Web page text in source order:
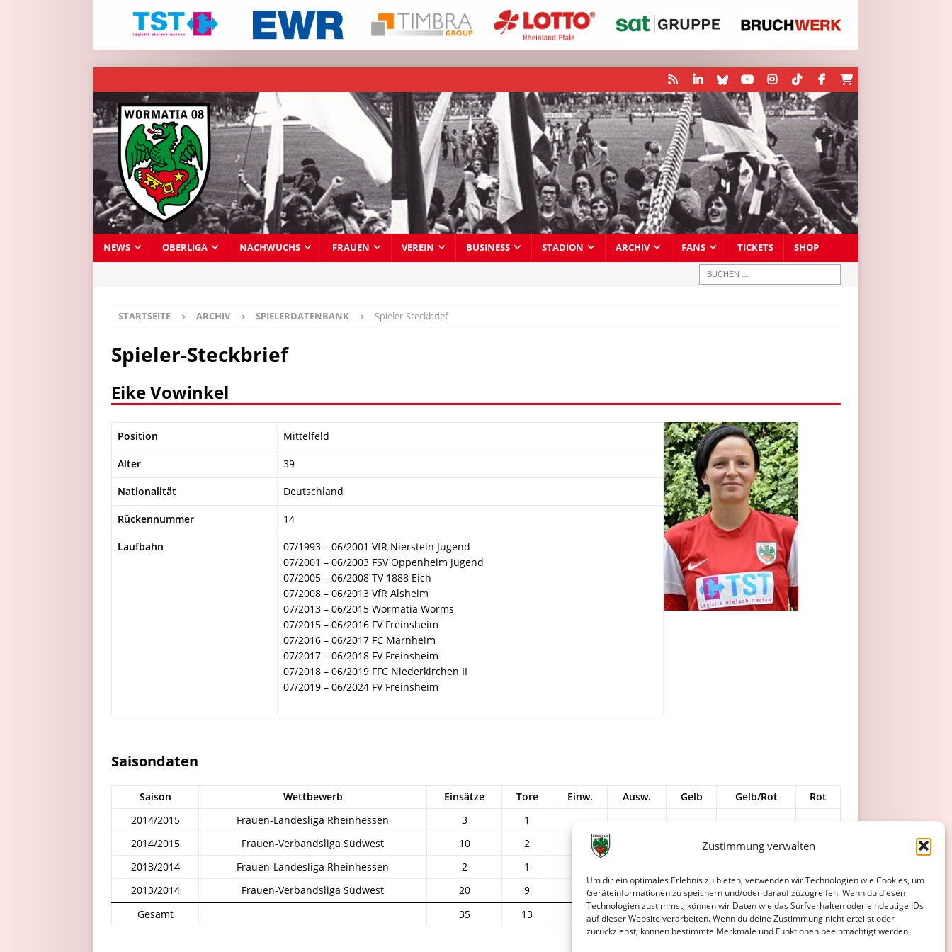
Zustimmung verwalten
Um dir ein optimales Erlebnis zu bieten, verwenden wir Technologien wie Cookies, um
Geräteinformationen zu speichern und/oder darauf zuzugreifen. Wenn du diesen
Technologien zustimmst, können wir Daten wie das Surfverhalten oder eindeutige IDs
auf dieser Website verarbeiten. Wenn du deine Zustimmung nicht erteilst oder
zurückziehst, können bestimmte Merkmale und Funktionen beeinträchtigt werden.
NEWS OBERLIGA NACHWUCHS FRAUEN VEREIN BUSINESS STADION ARCHIV FANS TICKETS SHOP
STARTSEITE ARCHIV SPIELERDATENBANK Spieler-Steckbrief
Spieler-Steckbrief
Eike Vowinkel
Position Mittelfeld
Alter 39
Nationalität Deutschland
Rückennummer 14
Laufbahn
07/1993 – 06/2001 VfR Nierstein Jugend
07/2001 – 06/2003 FSV Oppenheim Jugend
07/2005 – 06/2008 TV 1888 Eich
07/2008 – 06/2013 VfR Alsheim
07/2013 – 06/2015 Wormatia Worms
07/2015 – 06/2016 FV Freinsheim
07/2016 – 06/2017 FC Marnheim
07/2017 – 06/2018 FV Freinsheim
07/2018 – 06/2019 FFC Niederkirchen II
07/2019 – 06/2024 FV Freinsheim
Saisondaten
Saison Wettbewerb Einsätze Tore Einw. Ausw. Gelb Gelb/Rot
Rot
2014/2015
Frauen-Landesliga Rheinhessen 3
1
2014/2015
Frauen-Verbandsliga Südwest 10 2
2013/2014
Frauen-Landesliga Rheinhessen 2 1
2013/2014
Frauen-Verbandsliga Südwest 20 9
7
Gesamt
35 13 9 0 0 0